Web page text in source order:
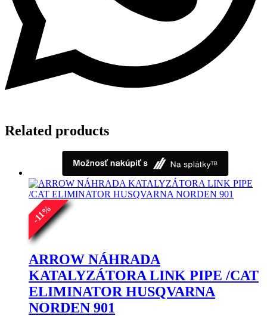
Related products
-
11%
ARROW NÁHRADA
KATALYZÁTORA LINK PIPE /CAT
ELIMINATOR HUSQVARNA
NORDEN 901